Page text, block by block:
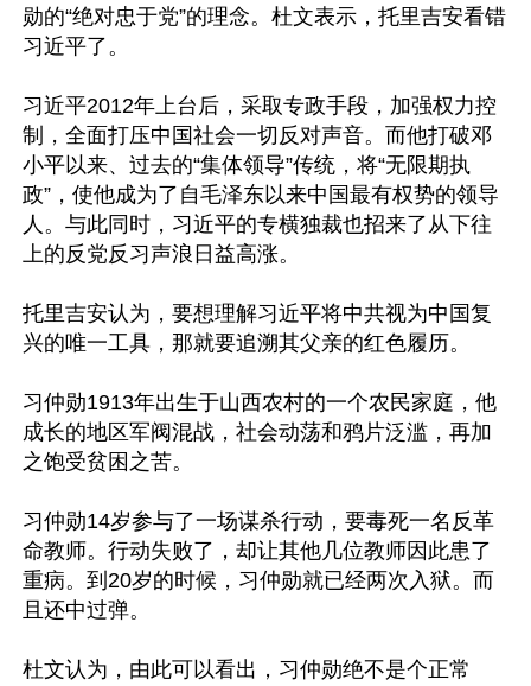
勋的“绝对忠于党”的理念。杜文表示，托里吉安看错
习近平了。
习近平2012年上台后，采取专政手段，加强权力控
制，全面打压中国社会一切反对声音。而他打破邓
小平以来、过去的“集体领导”传统，将“无限期执
政”，使他成为了自毛泽东以来中国最有权势的领导
人。与此同时，习近平的专横独裁也招来了从下往
上的反党反习声浪日益高涨。
托里吉安认为，要想理解习近平将中共视为中国复
兴的唯一工具，那就要追溯其父亲的红色履历。
习仲勋1913年出生于山西农村的一个农民家庭，他
成长的地区军阀混战，社会动荡和鸦片泛滥，再加
之饱受贫困之苦。
习仲勋14岁参与了一场谋杀行动，要毒死一名反革
命教师。行动失败了，却让其他几位教师因此患了
重病。到20岁的时候，习仲勋就已经两次入狱。而
且还中过弹。
杜文认为，由此可以看出，习仲勋绝不是个正常